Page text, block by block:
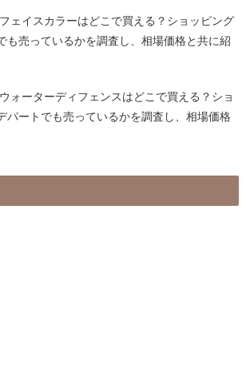
ェイスカラーはどこで買える？ショッピング
も売っているかを調査し、相場価格と共に紹
ォーターディフェンスはどこで買える？ショ
パートでも売っているかを調査し、相場価格